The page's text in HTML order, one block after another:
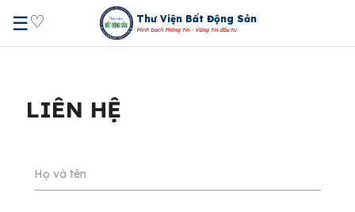
☰♡ Thư Viện Bất Động Sản
Minh bạch thông tin - Vững tin đầu tư
LIÊN HỆ
Họ và tên